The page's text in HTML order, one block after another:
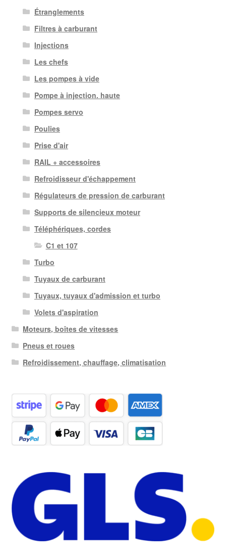
Étranglements
Filtres à carburant
Injections
Les chefs
Les pompes à vide
Pompe à injection. haute
Pompes servo
Poulies
Prise d'air
RAIL + accessoires
Refroidisseur d'échappement
Régulateurs de pression de carburant
Supports de silencieux moteur
Téléphériques, cordes
C1 et 107
Turbo
Tuyaux de carburant
Tuyaux, tuyaux d'admission et turbo
Volets d'aspiration
Moteurs, boîtes de vitesses
Pneus et roues
Refroidissement, chauffage, climatisation